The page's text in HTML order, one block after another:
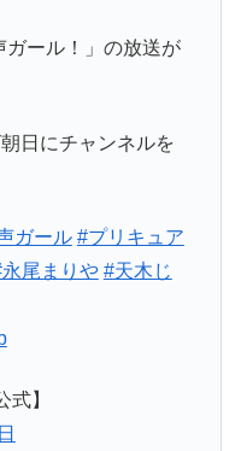
ガール！」の放送が
日にチャンネルを
ガール #プリキュア
尾まりや #天木じ
】